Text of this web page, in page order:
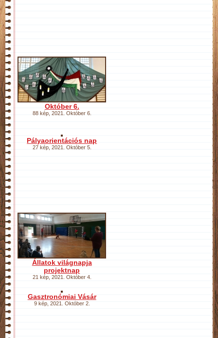
Október 6.
88 kép, 2021. Október 6.
Pályaorientációs nap
27 kép, 2021. Október 5.
Állatok világnapja
projektnap
21 kép, 2021. Október 4.
Gasztronómiai Vásár
9 kép, 2021. Október 2.